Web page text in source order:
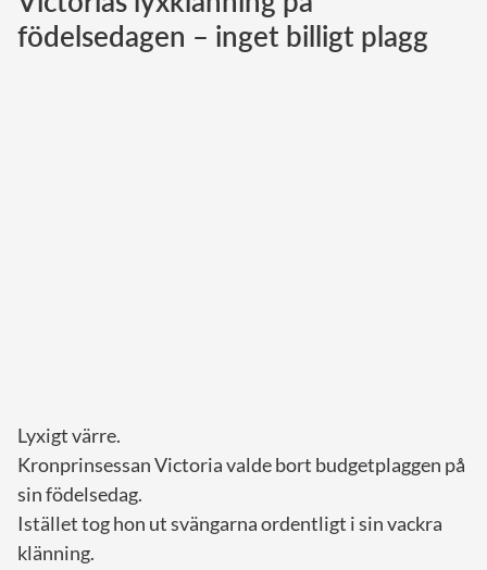
Norska kungahuset
födelsedagen – inget billigt plagg
Lyxigt värre.
Kronprinsessan Victoria valde bort budgetplaggen på
sin födelsedag.
Istället tog hon ut svängarna ordentligt i sin vackra
klänning.